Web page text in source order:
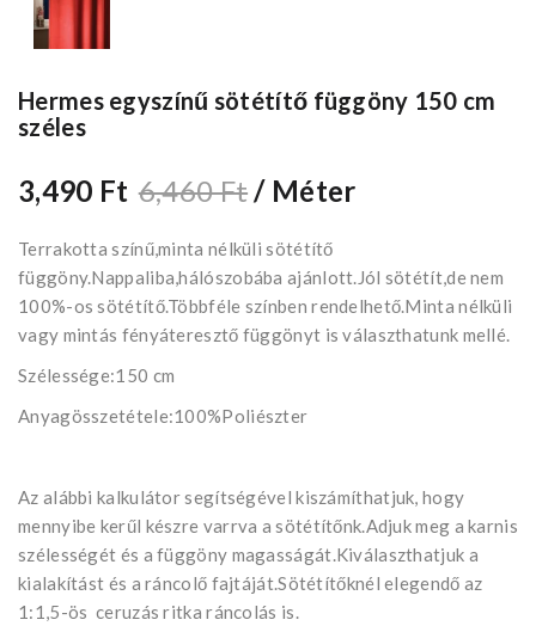
Hermes egyszínű sötétítő függöny 150 cm
széles
3,490 Ft 6,460 Ft/ Méter
Terrakotta színű,minta nélküli sötétítő
függöny.Nappaliba,hálószobába ajánlott.Jól sötétít,de nem
100%-os sötétítő.Többféle színben rendelhető.Minta nélküli
vagy mintás fényáteresztő függönyt is választhatunk mellé.
Szélessége:150 cm
Anyagösszetétele:100%Poliészter
Az alábbi kalkulátor segítségével kiszámíthatjuk, hogy
mennyibe kerűl készre varrva a sötétítőnk.Adjuk meg a karnis
szélességét és a függöny magasságát.Kiválaszthatjuk a
kialakítást és a ráncolő fajtáját.Sötétítőknél elegendő az
1:1,5-ös ceruzás ritka ráncolás is.